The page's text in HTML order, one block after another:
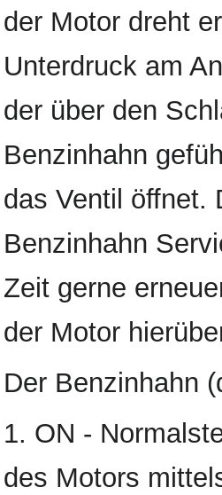
der Motor dreht
Unterdruck am
der über den
Benzinhahn
das Ventil öffnet.
Benzinhahn
Zeit gerne
der Motor
Der Benzinhahn
1. ON -
des Motors